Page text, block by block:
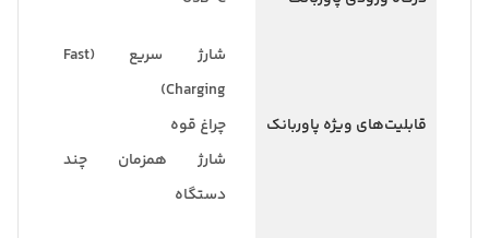
قابلیت‌های ویژه پاوربانک
شارژ سریع (Fast
Charging)
چراغ قوه
شارژ همزمان چند
دستگاه